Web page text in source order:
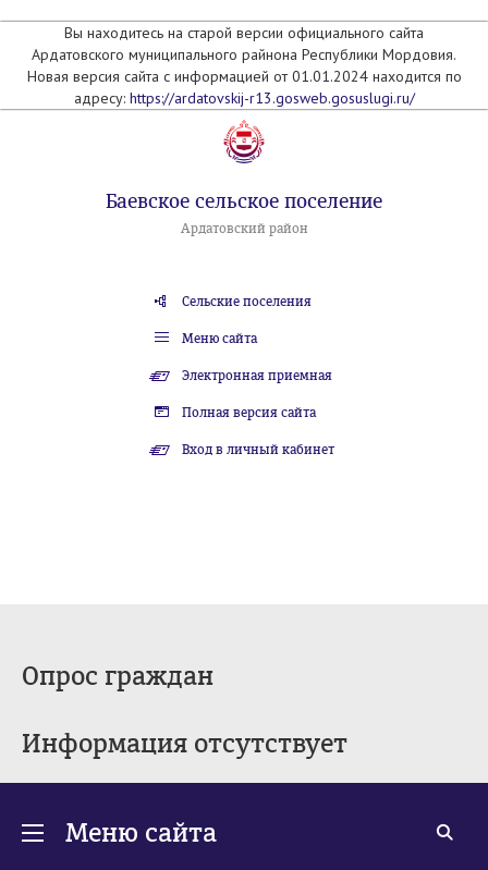
Вы находитесь на старой версии официального сайта
Ардатовского муниципального райнона Республики Мордовия.
Новая версия сайта с информацией от 01.01.2024 находится по
адресу: https://ardatovskij-r13.gosweb.gosuslugi.ru/
Баевское сельское поселение
Ардатовский район
Сельские поселения
Меню сайта
Электронная приемная
Полная версия сайта
Вход в личный кабинет
Опрос граждан
Информация отсутствует
Меню сайта